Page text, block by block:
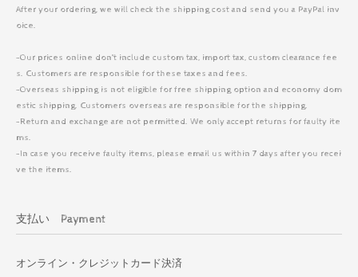
After your ordering, we will check the shipping cost and send you a PayPal inv
oice.
-Our prices online don’t include custom tax, import tax, custom clearance fee
s. Customers are responsible for these taxes and fees.
-Overseas shipping is not eligible for free shipping option and economy dom
estic shipping. Customers overseas are responsible for the shipping.
-Return and exchange are not permitted. We only accept returns for faulty ite
ms.
-In case you receive faulty items, please email us within 7 days after you recei
ve the items.
支払い Payment
オンライン・クレジットカード決済